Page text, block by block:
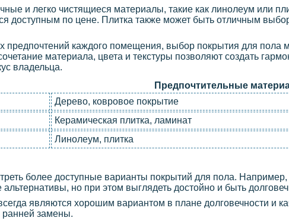
и легко чистящиеся материалы, такие как линолеум или
доступным по цене. Плитка также может быть отличным
предпочтений каждого помещения, выбор покрытия для пола
материала, цвета и текстуры позволяют создать
владельца.
Предпочтительные
Дерево, ковровое покрытие
Керамическая плитка, ламинат
Линолеум, плитка
более доступные варианты покрытий для пола.
но при этом выглядеть достойно и быть
являются хорошим вариантом в плане долговечности и
ранней замены.